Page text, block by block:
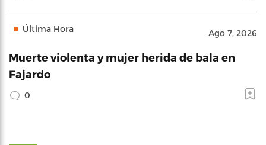
Última Hora Ago 7, 2026
Muerte violenta y mujer herida de bala en
Fajardo
0